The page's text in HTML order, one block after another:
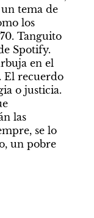
tema de
los
Tanguito
Spotify.
en el
El recuerdo
o justicia.
las
se lo
un pobre